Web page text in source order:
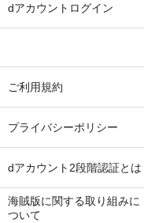
dアカウントログイン
ご利用規約
プライバシーポリシー
dアカウント2段階認証とは
海賊版に関する取り組みに
ついて